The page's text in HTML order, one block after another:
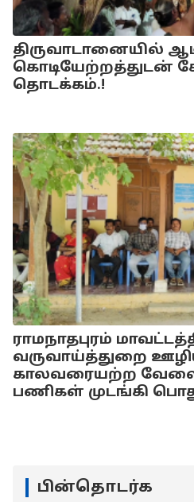
திருவாடானையில்
கொடியேற்றத்துடன்
தொடக்கம்.!
ராமநாதபுரம்
வருவாய்த்துறை
காலவரையற்ற
பணிகள் முடங்கி
பின்தொடர்க